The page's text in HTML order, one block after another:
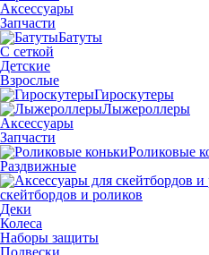
Аксессуары
Запчасти
Батуты
С сеткой
Детские
Взрослые
Гироскутеры
Лыжероллеры
Аксессуары
Запчасти
Роликовые
Раздвижные
скейтбордов и роликов
Деки
Колеса
Наборы защиты
Подвески